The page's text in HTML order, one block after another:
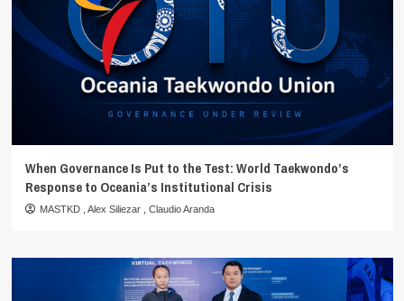
When Governance Is Put to the Test: World Taekwondo’s
Response to Oceania’s Institutional Crisis
MASTKD Alex Siliezar Claudio Aranda